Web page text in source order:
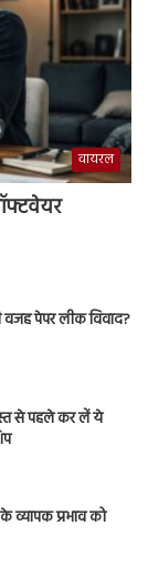
वायरल
पेपर लीक विवाद?
से पहले कर लें ये
के व्यापक प्रभाव को